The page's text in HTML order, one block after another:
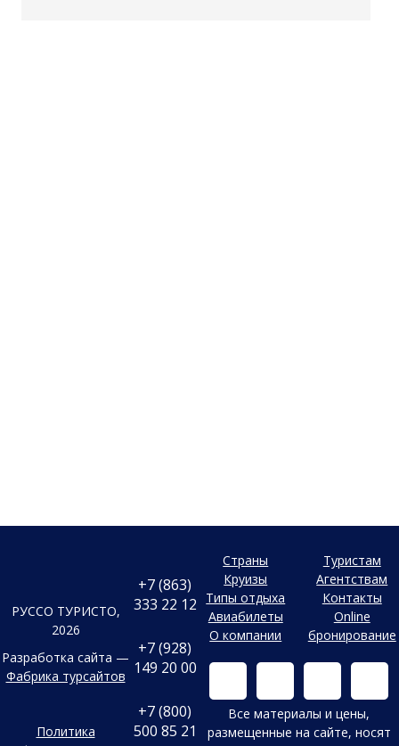
РУССО ТУРИСТО,
2026
Разработка сайта —
Фабрика турсайтов
Политика
Страны
Круизы
Типы отдыха
Авиабилеты
О компании
Туристам
Агентствам
Контакты
Online
бронирование
Все материалы и цены,
размещенные на сайте, носят
+7 (863)
333 22 12
+7 (928)
149 20 00
+7 (800)
500 85 21